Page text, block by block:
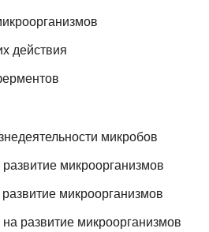
действия
микробов
микроорганизмов
микроорганизмов
развитие микроорганизмов